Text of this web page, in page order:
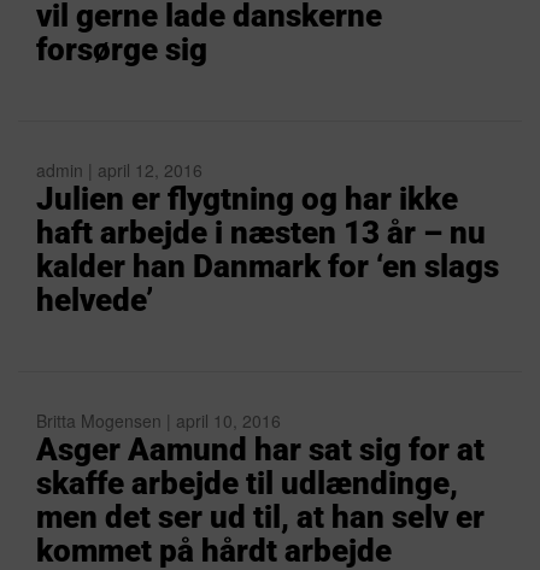
vil gerne lade danskerne
forsørge sig
admin | april 12, 2016
Julien er flygtning og har ikke
haft arbejde i næsten 13 år – nu
kalder han Danmark for ‘en slags
helvede’
Britta Mogensen | april 10, 2016
Asger Aamund har sat sig for at
skaffe arbejde til udlændinge,
men det ser ud til, at han selv er
kommet på hårdt arbejde